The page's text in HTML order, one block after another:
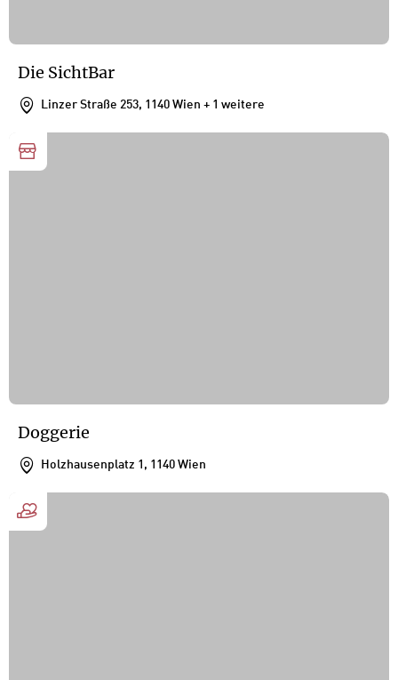
Die SichtBar
Linzer Straße 253, 1140 Wien + 1 weitere
Doggerie
Holzhausenplatz 1, 1140 Wien